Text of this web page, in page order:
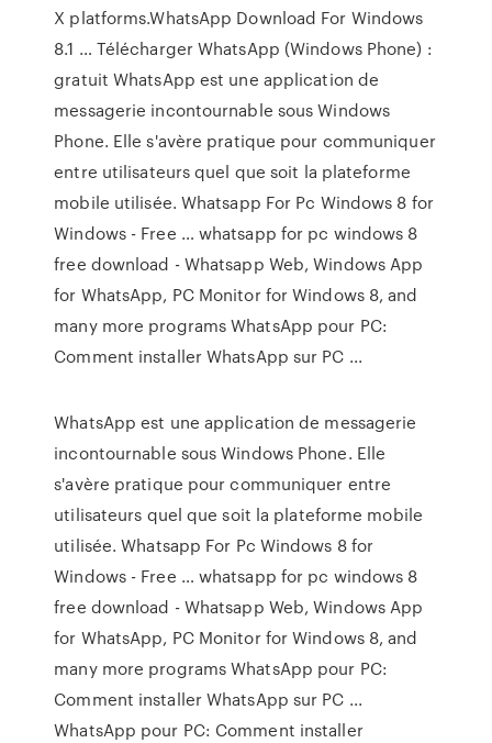
X platforms.WhatsApp Download For Windows
8.1 … Télécharger WhatsApp (Windows Phone) :
gratuit WhatsApp est une application de
messagerie incontournable sous Windows
Phone. Elle s'avère pratique pour communiquer
entre utilisateurs quel que soit la plateforme
mobile utilisée. Whatsapp For Pc Windows 8 for
Windows - Free … whatsapp for pc windows 8
free download - Whatsapp Web, Windows App
for WhatsApp, PC Monitor for Windows 8, and
many more programs WhatsApp pour PC:
Comment installer WhatsApp sur PC ...
WhatsApp est une application de messagerie
incontournable sous Windows Phone. Elle
s'avère pratique pour communiquer entre
utilisateurs quel que soit la plateforme mobile
utilisée. Whatsapp For Pc Windows 8 for
Windows - Free … whatsapp for pc windows 8
free download - Whatsapp Web, Windows App
for WhatsApp, PC Monitor for Windows 8, and
many more programs WhatsApp pour PC:
Comment installer WhatsApp sur PC ...
WhatsApp pour PC: Comment installer